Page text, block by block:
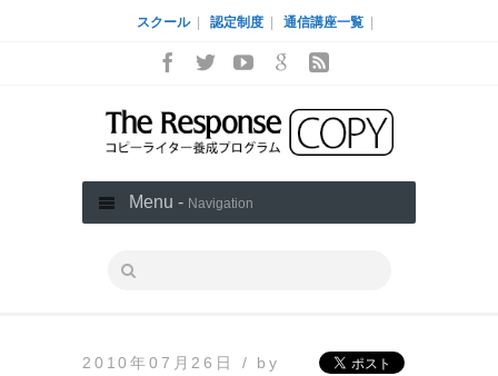
スクール 認定制度 通信講座一覧
Menu - Navigation
2010年07月26日 / by